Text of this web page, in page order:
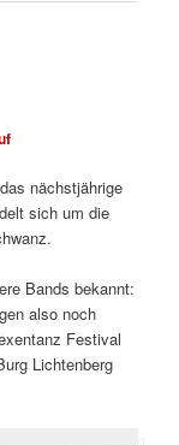
nächstjährige
sich um die
Bands bekannt:
also noch
Festival
Lichtenberg